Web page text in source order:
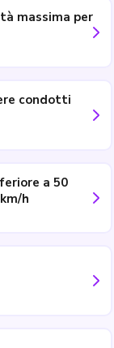
massima per
condotti
a 50
h